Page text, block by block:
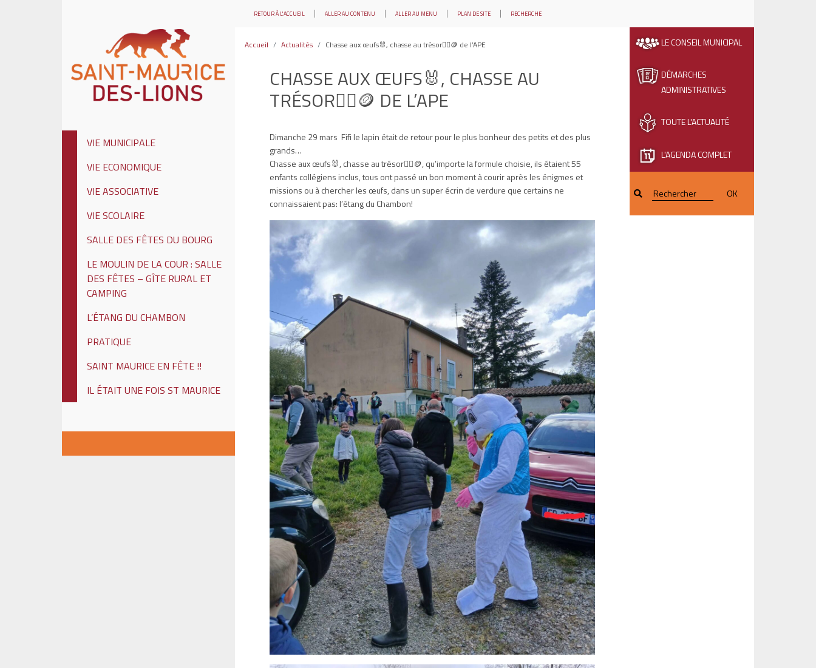
RETOUR À L'ACCUEIL ALLER AU CONTENU ALLER AU MENU PLAN DE SITE RECHERCHE
VIE MUNICIPALE
VIE ECONOMIQUE
VIE ASSOCIATIVE
VIE SCOLAIRE
SALLE DES FÊTES DU BOURG
LE MOULIN DE LA COUR : SALLE
DES FÊTES – GÎTE RURAL ET
CAMPING
L’ÉTANG DU CHAMBON
PRATIQUE
SAINT MAURICE EN FÊTE !!
IL ÉTAIT UNE FOIS ST MAURICE
Accueil Actualités Chasse aux œufs🐰, chasse au trésor🏴‍☠️🪙 de l’APE
CHASSE AUX ŒUFS🐰, CHASSE AU
TRÉSOR🏴‍☠️🪙 DE L’APE
Dimanche 29 mars Fifi le lapin était de retour pour le plus bonheur des petits et des plus
grands…
Chasse aux œufs🐰, chasse au trésor🏴‍☠️🪙, qu’importe la formule choisie, ils étaient 55
enfants collégiens inclus, tous ont passé un bon moment à courir après les énigmes et
missions ou à chercher les œufs, dans un super écrin de verdure que certains ne
connaissaient pas: l’étang du Chambon!
LE CONSEIL MUNICIPAL
DÉMARCHES
ADMINISTRATIVES
TOUTE L'ACTUALITÉ
L'AGENDA COMPLET
OK